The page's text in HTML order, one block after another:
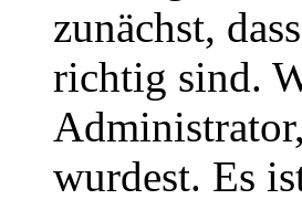
zunächst,
richtig sind.
wurdest. Es